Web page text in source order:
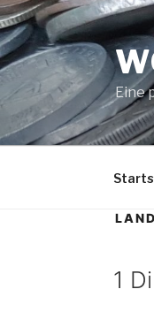
Zum
Inhalt
springen
Eine
1